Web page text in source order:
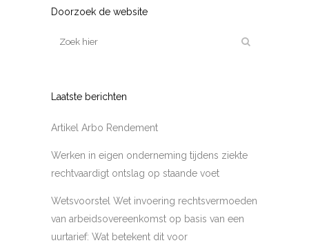
Doorzoek de website
Laatste berichten
Artikel Arbo Rendement
Werken in eigen onderneming tijdens ziekte
rechtvaardigt ontslag op staande voet
Wetsvoorstel Wet invoering rechtsvermoeden
van arbeidsovereenkomst op basis van een
uurtarief: Wat betekent dit voor